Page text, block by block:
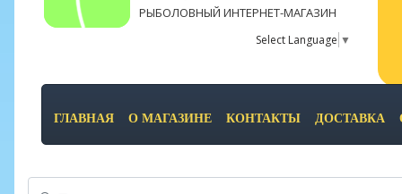
РЫБОЛОВНЫЙ ИНТЕРНЕТ-МАГАЗИН
Select Language ▼
ГЛАВНАЯ О МАГАЗИНЕ КОНТАКТЫ ДОСТАВКА